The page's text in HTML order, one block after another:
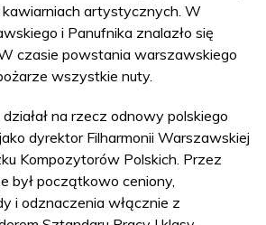
artystycznych. W
i Panufnika znalazło się
czasie powstania warszawskiego
wszystkie nuty.
na rzecz odnowy polskiego
dyrektor Filharmonii Warszawskiej
Kompozytorów Polskich. Przez
był początkowo ceniony,
i odznaczenia włącznie z